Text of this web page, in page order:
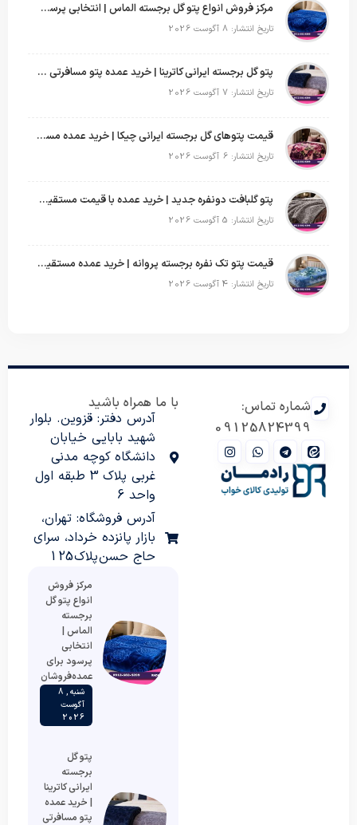
مرکز فروش انواع پتو گل برجسته الماس | انتخابی پرسود برای عمده‌فروشان
تاریخ انتشار: 8 آگوست 2026
پتو گل برجسته ایرانی کاترینا | خرید عمده پتو مسافرتی با قیمت تولیدی
تاریخ انتشار: 7 آگوست 2026
قیمت پتوهای گل برجسته ایرانی چیکا | خرید عمده مستقیم با سود بالا
تاریخ انتشار: 6 آگوست 2026
پتو گلبافت دونفره جدید | خرید عمده با قیمت مستقیم و طرح‌های پرفروش بازار
تاریخ انتشار: 5 آگوست 2026
قیمت پتو تک نفره برجسته پروانه | خرید عمده مستقیم با بهترین قیمت بازار
تاریخ انتشار: 4 آگوست 2026
شماره تماس:
09125824399
با ما همراه باشید
آدرس دفتر: قزوین. بلوار
شهید بابایی خیابان
دانشگاه کوچه مدنی
غربی پلاک 3 طبقه اول
واحد 6
آدرس فروشگاه: تهران،
بازار پانزده خرداد، سرای
حاج حسن پلاک 125
مرکز فروش
انواع پتو گل
برجسته
الماس |
انتخابی
پرسود برای
عمده‌فروشان
شنبه , 8
آگوست
2026
پتو گل
برجسته
ایرانی کاترینا
| خرید عمده
پتو مسافرتی